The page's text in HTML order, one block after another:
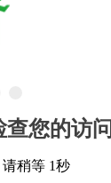
您的访问
稍等 1秒